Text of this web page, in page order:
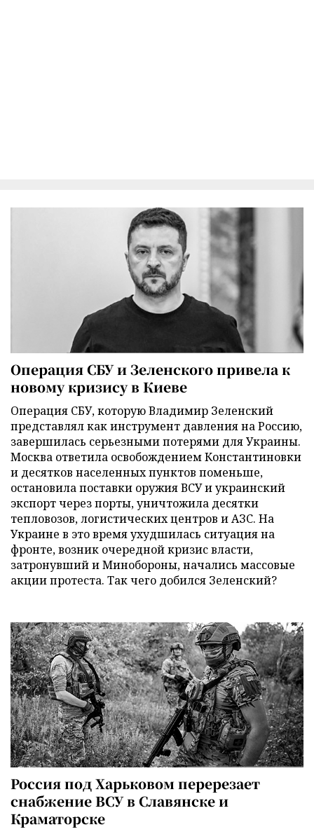
Операция СБУ и Зеленского привела к
новому кризису в Киеве
Операция СБУ, которую Владимир Зеленский
представлял как инструмент давления на Россию,
завершилась серьезными потерями для Украины.
Москва ответила освобождением Константиновки
и десятков населенных пунктов поменьше,
остановила поставки оружия ВСУ и украинский
экспорт через порты, уничтожила десятки
тепловозов, логистических центров и АЗС. На
Украине в это время ухудшилась ситуация на
фронте, возник очередной кризис власти,
затронувший и Минобороны, начались массовые
акции протеста. Так чего добился Зеленский?
Россия под Харьковом перерезает
снабжение ВСУ в Славянске и
Краматорске